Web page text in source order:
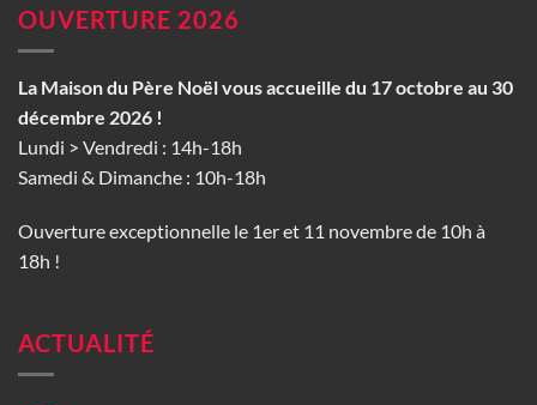
OUVERTURE 2026
La Maison du Père Noël vous accueille du 17 octobre au 30
décembre 2026 !
Lundi > Vendredi : 14h-18h
Samedi & Dimanche : 10h-18h
Ouverture exceptionnelle le 1er et 11 novembre de 10h à
18h !
ACTUALITÉ